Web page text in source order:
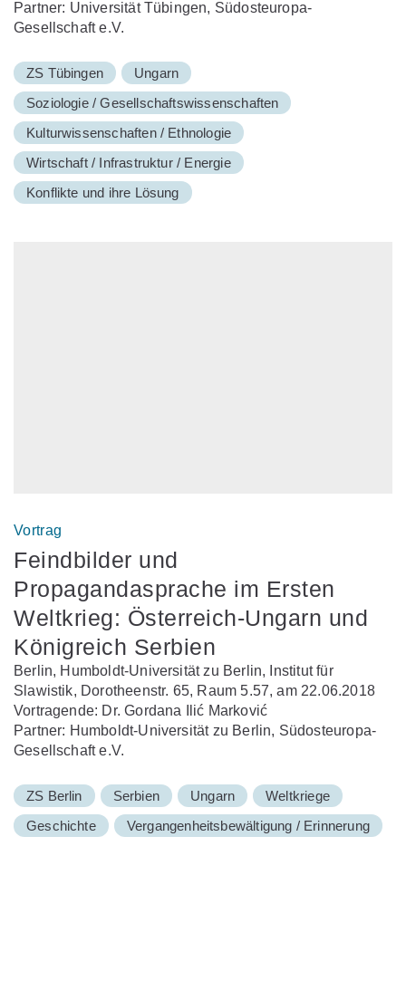
Partner: Universität Tübingen, Südosteuropa-
Gesellschaft e.V.
ZS Tübingen
Ungarn
Soziologie / Gesellschaftswissenschaften
Kulturwissenschaften / Ethnologie
Wirtschaft / Infrastruktur / Energie
Konflikte und ihre Lösung
Vortrag
Feindbilder und
Propagandasprache im Ersten
Weltkrieg: Österreich-Ungarn und
Königreich Serbien
Berlin, Humboldt-Universität zu Berlin, Institut für
Slawistik, Dorotheenstr. 65, Raum 5.57, am 22.06.2018
Vortragende: Dr. Gordana Ilić Marković
Partner: Humboldt-Universität zu Berlin, Südosteuropa-
Gesellschaft e.V.
ZS Berlin Serbien Ungarn
Weltkriege
Geschichte
Vergangenheitsbewältigung / Erinnerung